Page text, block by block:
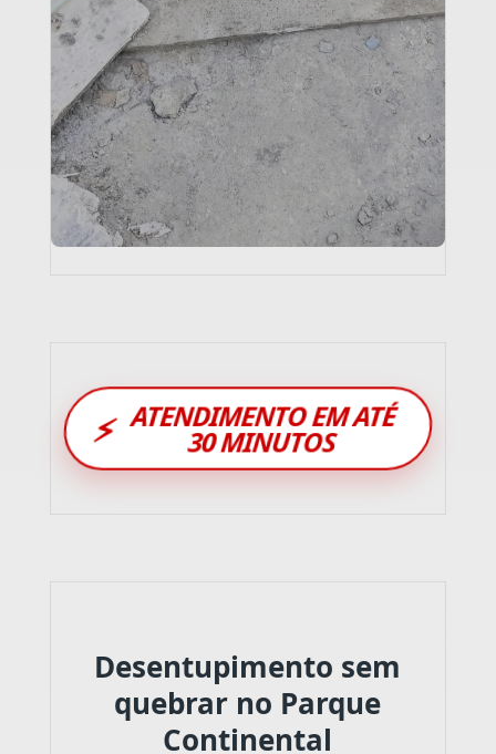
⚡ ATENDIMENTO EM ATÉ
30 MINUTOS
Desentupimento sem
quebrar no Parque
Continental